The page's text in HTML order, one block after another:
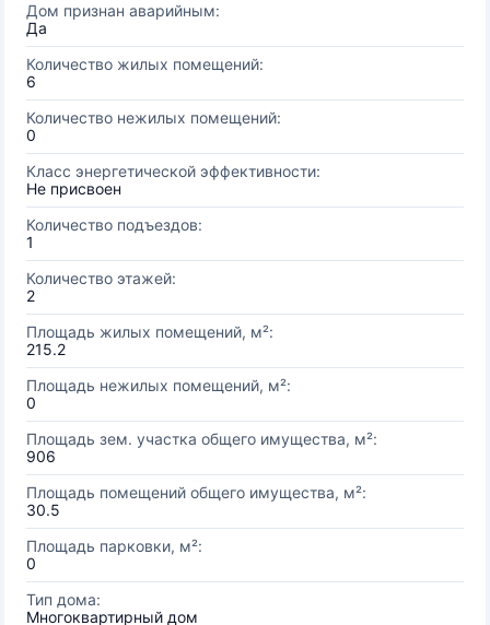
Дом признан аварийным:
Да
Количество жилых помещений:
6
Количество нежилых помещений:
0
Класс энергетической эффективности:
Не присвоен
Количество подъездов:
1
Количество этажей:
2
Площадь жилых помещений, м²:
215.2
Площадь нежилых помещений, м²:
0
Площадь зем. участка общего имущества, м²:
906
Площадь помещений общего имущества, м²:
30.5
Площадь парковки, м²:
0
Тип дома:
Многоквартирный дом